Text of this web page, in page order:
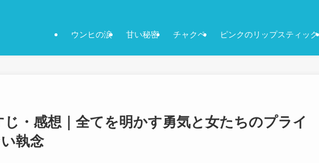
ウンヒの涙 甘い秘密 チャクペ ピンクのリップスティック
・感想｜全てを明かす勇気と女たちのプライ
執念